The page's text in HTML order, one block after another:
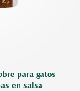
para gatos
en salsa